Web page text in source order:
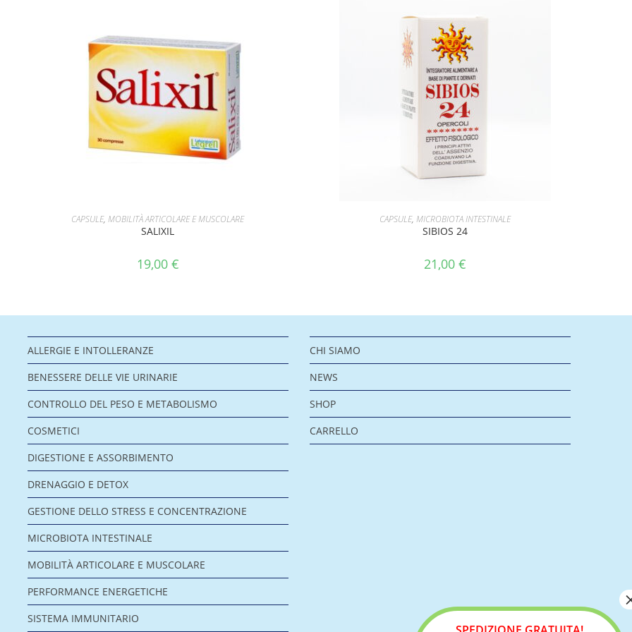
AGGIUNGI AL CARRELLO
CAPSULE,MOBILITÀ ARTICOLARE E MUSCOLARE
SALIXIL
19,00 €
AGGIUNGI AL CARRELLO
CAPSULE, MICROBIOTA INTESTINALE
SIBIOS 24
21,00 €
ALLERGIE E INTOLLERANZE
BENESSERE DELLE VIE URINARIE
CONTROLLO DEL PESO E METABOLISMO
COSMETICI
DIGESTIONE E ASSORBIMENTO
DRENAGGIO E DETOX
GESTIONE DELLO STRESS E CONCENTRAZIONE
MICROBIOTA INTESTINALE
MOBILITÀ ARTICOLARE E MUSCOLARE
PERFORMANCE ENERGETICHE
SISTEMA IMMUNITARIO
CHI SIAMO
NEWS
SHOP
CARRELLO